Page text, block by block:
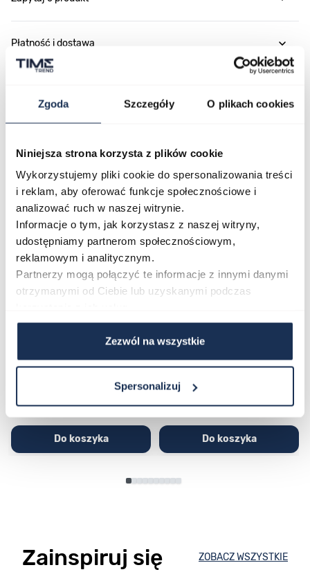
Zgoda Szczegóły O plikach cookies
Niniejsza strona korzysta z plików cookie
Wykorzystujemy pliki cookie do spersonalizowania treści
i reklam, aby oferować funkcje społecznościowe i
analizować ruch w naszej witrynie.
Informacje o tym, jak korzystasz z naszej witryny,
udostępniamy partnerom społecznościowym,
reklamowym i analitycznym.
Partnerzy mogą połączyć te informacje z innymi danymi
otrzymanymi od Ciebie lub uzyskanymi podczas
Zezwól na wszystkie
Spersonalizuj
Płatność i dostawa
Najczęściej kupowane
1AVEF
251,00 zł279,00 zł
Do koszyka
9DMQYES
03311457
296,00 zł329,00 zł
Do koszyka
Zainspiruj się ZOBACZ WSZYSTKIE